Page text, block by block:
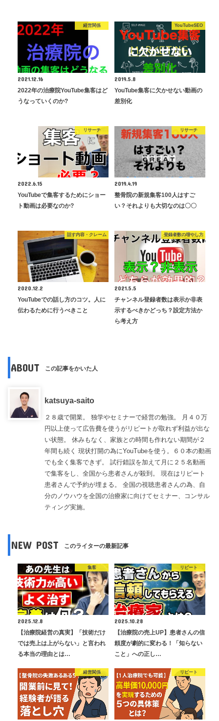
経営関係
2021.12.16
2022年の治療院YouTube集客はど
うなっていくのか?
YouTubeSEO
2019.5.8
YouTube集客に欠かせない動画の
差別化
リサーチ
2022.6.15
YouTubeで集客するためにショー
ト動画は必要なのか?
リサーチ
2019.4.19
整骨院の新規集客100人はすご
い？それよりも大切なのは〇〇
話す内容・クレーム
2020.12.2
YouTubeでの話し方のコツ。人に
伝わるために行うべきこと
登録者数の増やし方
2021.5.5
チャンネル登録者数は表示か非表
示するべきかどっち？設定方法か
ら考え方
ABOUT この記事をかいた人
katsuya-saito
２８歳で開業。 独学やセミナーで経営の勉強。 月４０万
円以上使って広告費を使うがリピートが取れず利益が出な
い状態。 休みもなく、家族との時間も作れない期間が２
年間も続く 現状打開の為にYouTubeを使う。６０本の動画
でも全く集客できず。 試行錯誤を加えて月に２５名動画
で集客をし、全国から患者さんが殺到。 現在はリピート
患者さんで予約が埋まる。 全国の視聴患者さんの為、自
分のノウハウを全国の治療家に向けてセミナー、コンサル
ティング実施。
NEW POST このライターの最新記事
集客
2025.12.8
【治療院経営の真実】「技術だけ
では売上は上がらない」と言われ
る本当の理由とは…
リピート
2025.10.28
【治療院の売上UP】患者さんの信
頼度が劇的に変わる！「知らない
こと」への正し…
経営関係 リピート